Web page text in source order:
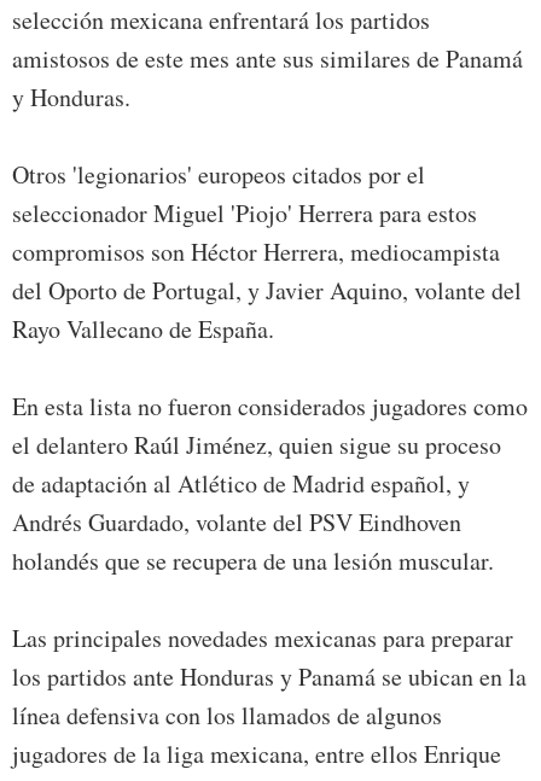
selección mexicana enfrentará los partidos
amistosos de este mes ante sus similares de Panamá
y Honduras.
Otros 'legionarios' europeos citados por el
seleccionador Miguel 'Piojo' Herrera para estos
compromisos son Héctor Herrera, mediocampista
del Oporto de Portugal, y Javier Aquino, volante del
Rayo Vallecano de España.
En esta lista no fueron considerados jugadores como
el delantero Raúl Jiménez, quien sigue su proceso
de adaptación al Atlético de Madrid español, y
Andrés Guardado, volante del PSV Eindhoven
holandés que se recupera de una lesión muscular.
Las principales novedades mexicanas para preparar
los partidos ante Honduras y Panamá se ubican en la
línea defensiva con los llamados de algunos
jugadores de la liga mexicana, entre ellos Enrique